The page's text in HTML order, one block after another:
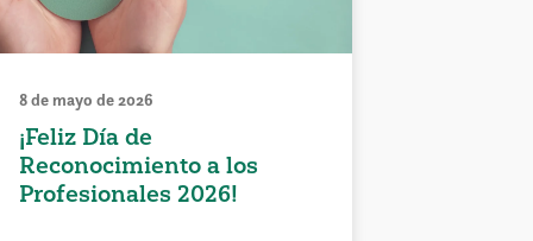
8 de mayo de 2026
¡Feliz Día de
Reconocimiento a los
Profesionales 2026!